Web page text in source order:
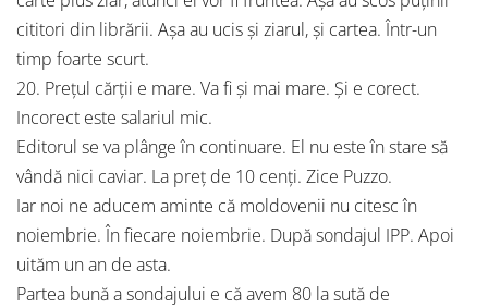
cititori din librării. Așa au ucis și ziarul, și cartea. Într-un
timp foarte scurt.
20. Prețul cărții e mare. Va fi și mai mare. Și e corect.
Incorect este salariul mic.
Editorul se va plânge în continuare. El nu este în stare să
vândă nici caviar. La preț de 10 cenți. Zice Puzzo.
Iar noi ne aducem aminte că moldovenii nu citesc în
noiembrie. În fiecare noiembrie. După sondajul IPP. Apoi
uităm un an de asta.
Partea bună a sondajului e că avem 80 la sută de